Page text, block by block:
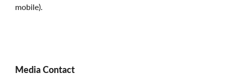
mobile).
Media Contact